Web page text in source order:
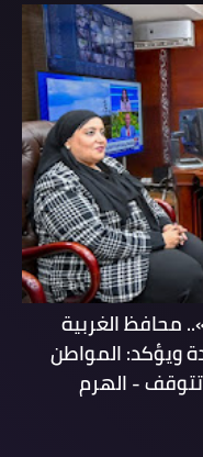
محافظ الغربية
ويؤكد: المواطن
تتوقف - الهرم